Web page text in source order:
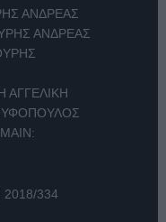
ΑΝΔΡΕΑΣ
ΑΝΔΡΕΑΣ
ΑΓΓΕΛΙΚΗ
334